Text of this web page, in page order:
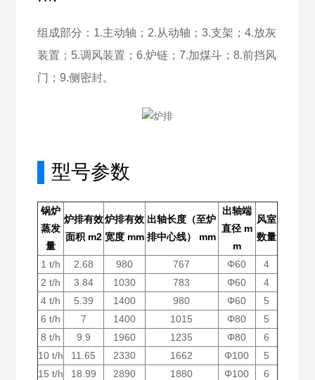
组成部分：1.主动轴；2.从动轴；3.支架；4.放灰
装置；5.调风装置；6.炉链；7.加煤斗；8.前挡风
门；9.侧密封。
型号参数
锅炉
蒸发
量
炉排有效
面积 m2
炉排有效
宽度 mm
出轴长度（至炉
排中心线） mm
出轴端
直径 m
m
风室
数量
1 t/h 2.68 980 767 Φ60
4
2 t/h
3.84 1030 783 Φ60
4
4 t/h
5.39 1400 980 Φ60
5
6 t/h
7 1400 1015 Φ80
5
8 t/h
9.9 1960 1235 Φ80
6
10 t/h
11.65 2330 1662 Φ100
5
15 t/h
18.99 2890 1880 Φ100
6